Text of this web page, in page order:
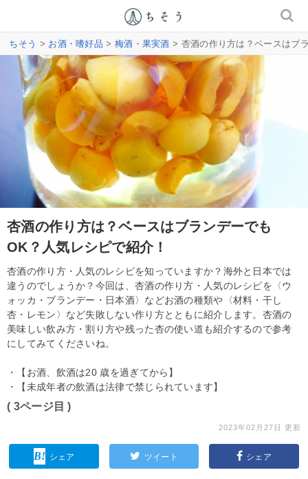
ちそう > お酒・嗜好品 > 梅酒・果実酒 > 杏酒の作り方は？ベースはブ
杏酒の作り方は？ベースはブランデーでも
OK？人気レシピで紹介！
杏酒の作り方・人気のレシピを知っていますか？海外と日本では
違うのでしょうか？今回は、杏酒の作り方・人気のレシピを〈ウ
ォッカ・ブランデー・日本酒〉などお酒の種類や〈材料・干し
杏・レモン〉など失敗しない作り方とともに紹介します。杏酒の
美味しい飲み方・割り方や残った杏の使い道も紹介するので参考
にしてみてくださいね。
・【お酒、飲酒は20 歳を過ぎてから】
・【未成年者の飲酒は法律で禁じられています】
( 3ページ目 )
2023年02月27日 更新
シェア ツイート シェア